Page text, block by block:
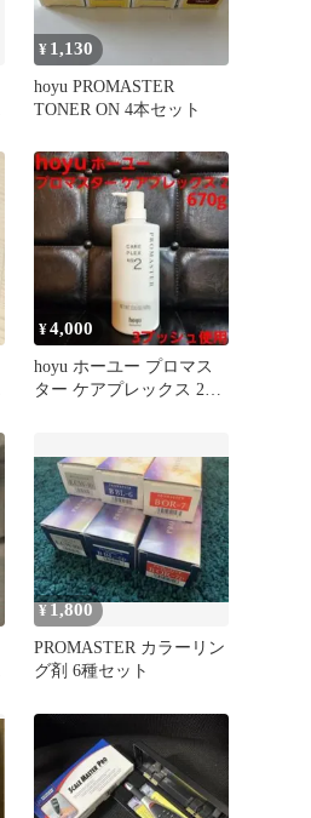
¥ 1,130
hoyu PROMASTER
TONER ON 4本セット
¥4,000
hoyu ホーユー プロマス
ター ケアプレックス 2
¥ 1,800
PROMASTER カラーリン
グ剤 6種セット